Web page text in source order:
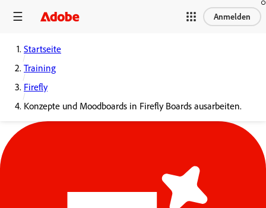
Anmelden
Startseite
Training
Firefly
Konzepte und Moodboards in Firefly Boards ausarbeiten.